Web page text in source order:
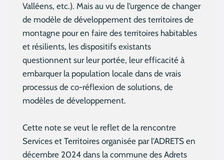
Valléens, etc.). Mais au vu de l’urgence de changer
de modèle de développement des territoires de
montagne pour en faire des territoires habitables
et résilients, les dispositifs existants
questionnent sur leur portée, leur efficacité à
embarquer la population locale dans de vrais
processus de co-réflexion de solutions, de
modèles de développement.
Cette note se veut le reflet de la rencontre
Services et Territoires organisée par l’ADRETS en
décembre 2024 dans la commune des Adrets